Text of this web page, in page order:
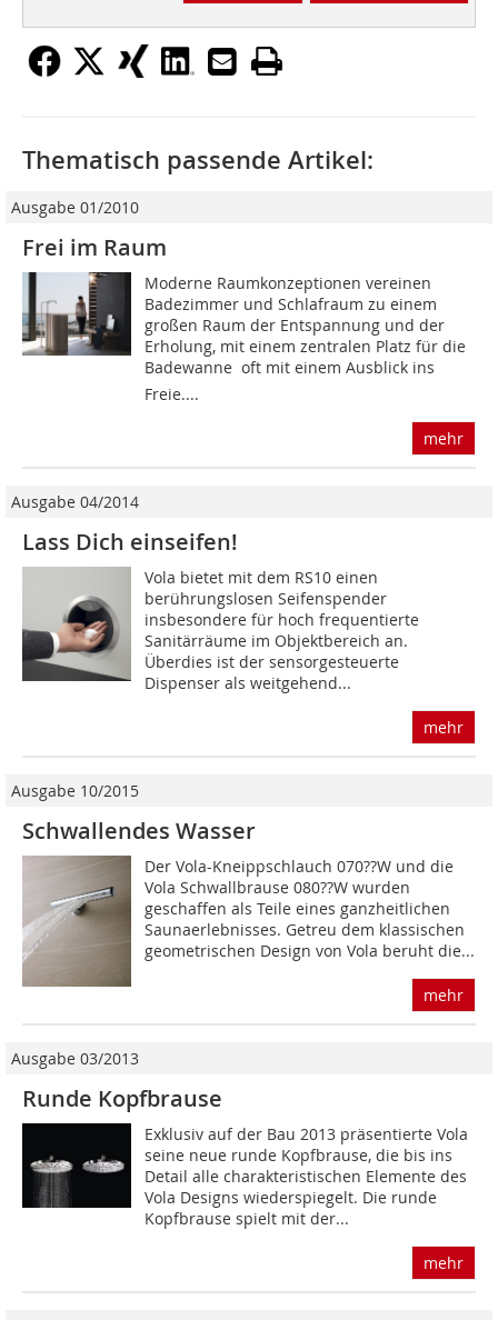
Thematisch passende Artikel:
Ausgabe 01/2010
Frei im Raum
Moderne Raumkonzeptionen vereinen
Badezimmer und Schlafraum zu einem
großen Raum der Entspannung und der
Erholung, mit einem zentralen Platz für die
Badewanne  oft mit einem Ausblick ins
Freie....
mehr
Ausgabe 04/2014
Lass Dich einseifen!
Vola bietet mit dem RS10 einen
berührungslosen Seifenspender
insbesondere für hoch frequentierte
Sanitärräume im Objektbereich an.
Überdies ist der sensorgesteuerte
Dispenser als weitgehend...
mehr
Ausgabe 10/2015
Schwallendes Wasser
Der Vola-Kneippschlauch 070??W und die
Vola Schwallbrause 080??W wurden
geschaffen als Teile eines ganzheitlichen
Saunaerlebnisses. Getreu dem klassischen
geometrischen Design von Vola beruht die...
mehr
Ausgabe 03/2013
Runde Kopfbrause
Exklusiv auf der Bau 2013 präsentierte Vola
seine neue runde Kopfbrause, die bis ins
Detail alle charakteristischen Elemente des
Vola Designs wiederspiegelt. Die runde
Kopfbrause spielt mit der...
mehr